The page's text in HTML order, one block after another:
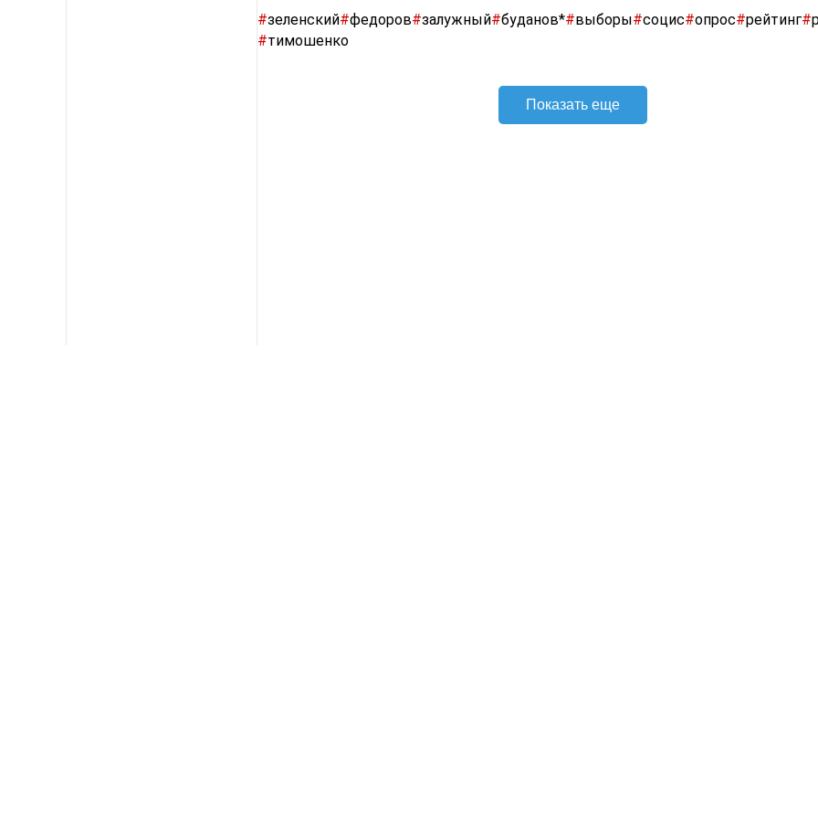
#зеленский#федоров#залужный#буданов*#выборы#социс#опрос#рейтинг#
#тимошенко
Показать еще